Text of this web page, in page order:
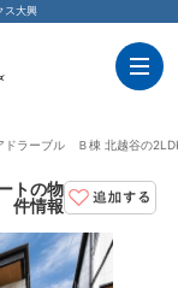
ス大興
ドラーブル Ｂ棟 北越谷の
トの物
件情報